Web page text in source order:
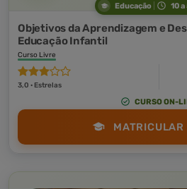
Educação 10
Objetivos da Aprendizagem e
Educação Infantil
Curso Livre
3,0 · Estrelas
CURSO ON-
MATRICULAR